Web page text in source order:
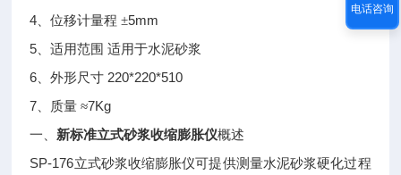
4 、位移计量程 ±5mm
5 、适用范围 适用于水泥砂浆
6 、外形尺寸 220*220*510
7 、质量 ≈7Kg
一、 新标准立式砂浆收缩膨胀仪概述
SP-176立式砂浆收缩膨胀仪可提供测量水泥砂浆硬化过程
电话咨询